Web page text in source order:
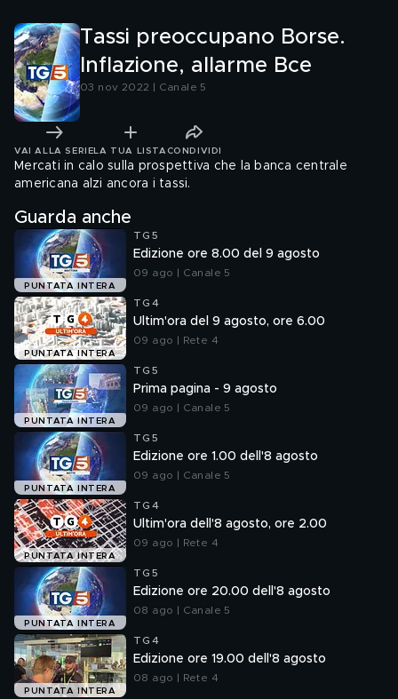
Tassi preoccupano Borse.
Inflazione, allarme Bce
03 nov 2022 | Canale 5
VAI ALLA SERIE LA TUA LISTA CONDIVIDI
Mercati in calo sulla prospettiva che la banca centrale
americana alzi ancora i tassi.
Guarda anche
PUNTATA INTERA
TG5
Edizione ore 8.00 del 9 agosto
09 ago | Canale 5
PUNTATA INTERA
TG4
Ultim'ora del 9 agosto, ore 6.00
09 ago | Rete 4
PUNTATA INTERA
TG5
Prima pagina - 9 agosto
09 ago | Canale 5
PUNTATA INTERA
TG5
Edizione ore 1.00 dell'8 agosto
09 ago | Canale 5
PUNTATA INTERA
TG4
Ultim'ora dell'8 agosto, ore 2.00
09 ago | Rete 4
PUNTATA INTERA
TG5
Edizione ore 20.00 dell'8 agosto
08 ago | Canale 5
PUNTATA INTERA
TG4
Edizione ore 19.00 dell'8 agosto
08 ago | Rete 4